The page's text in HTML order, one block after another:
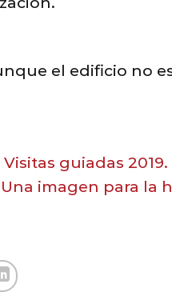
el edificio no
guiadas 2019.
Una imagen para la